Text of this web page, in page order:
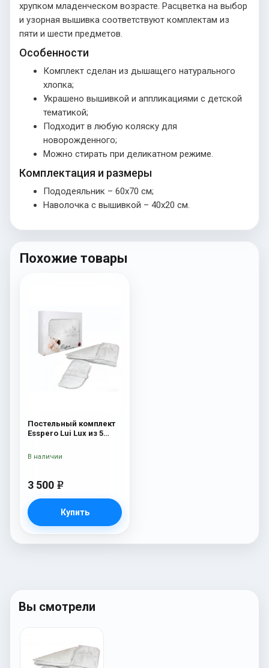
хрупком младенческом возрасте. Расцветка на выбор
и узорная вышивка соответствуют комплектам из
пяти и шести предметов.
Особенности
Комплект сделан из дышащего натурального
хлопка;
Украшено вышивкой и аппликациями с детской
тематикой;
Подходит в любую коляску для
новорожденного;
Можно стирать при деликатном режиме.
Комплектация и размеры
Пододеяльник – 60х70 см;
Наволочка с вышивкой – 40х20 см.
Похожие товары
Постельный комплект
Esspero Lui Lux из 5
3 500 e
Купить
В наличии
Вы смотрели